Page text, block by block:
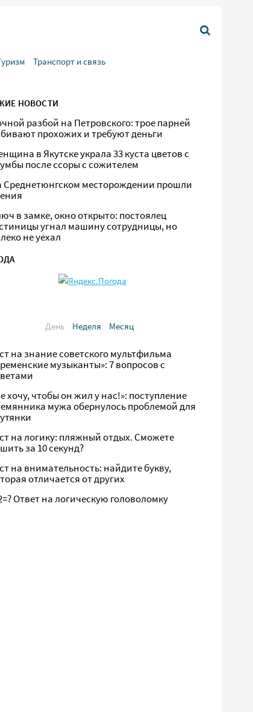
Транспорт и связь
НОВОСТИ
разбой на Петровского: трое парней
прохожих и требуют деньги
в Якутске украла 33 куста цветов с
после ссоры с сожителем
Среднетюнгском месторождении прошли
в замке, окно открыто: постоялец
угнал машину сотрудницы, но
не уехал
День
Неделя Месяц
на знание советского мультфильма
музыканты»: 7 вопросов с
хочу, чтобы он жил у нас!»: поступление
мужа обернулось проблемой для
на логику: пляжный отдых. Сможете
за 10 секунд?
на внимательность: найдите букву,
отличается от других
Ответ на логическую головоломку